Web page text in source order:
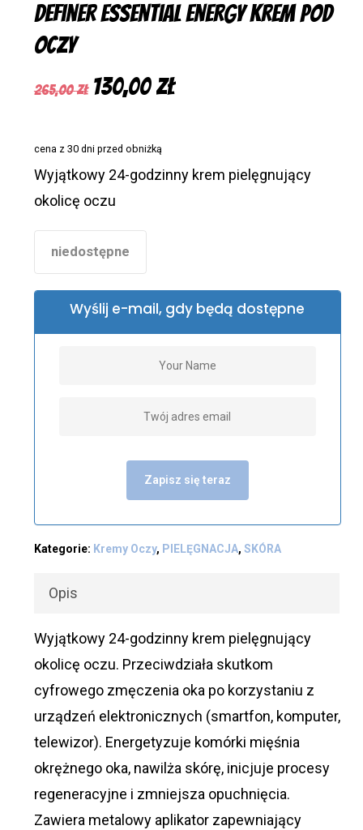
Definer Essential Energy Krem Pod
Oczy
265,00zł Pierwotna
265,00 zł.
130,00złAktualna
130,00 zł.
cena z 30 dni przed obniżką
Wyjątkowy 24-godzinny krem pielęgnujący
okolicę oczu
niedostępne
Wyślij e-mail, gdy będą dostępne
Zapisz się teraz
Kategorie: Kremy Oczy, PIELĘGNACJA, SKÓRA
Opis
Wyjątkowy 24-godzinny krem pielęgnujący
okolicę oczu. Przeciwdziała skutkom
cyfrowego zmęczenia oka po korzystaniu z
urządzeń elektronicznych (smartfon, komputer,
telewizor). Energetyzuje komórki mięśnia
okrężnego oka, nawilża skórę, inicjuje procesy
regeneracyjne i zmniejsza opuchnięcia.
Zawiera metalowy aplikator zapewniający